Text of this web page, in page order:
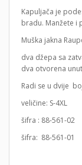
Kapuljača je
bradu. Manžete i
Muška jakna
dva džepa sa
dva otvorena
Radi se u dvije
veličine: S-4XL
šifra : 88-561-
šifra: 88-561-01